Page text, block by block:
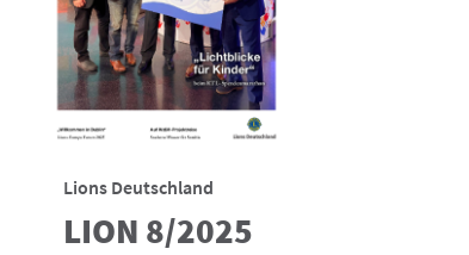
Lions Deutschland
LION 8/2025